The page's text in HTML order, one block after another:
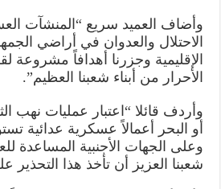
وأضاف العميد سريع “المنشآت
الاحتلال والعدوان في أراضي
الإقليمية وجزرنا أهدافاً مشروعة
الأحرار من أبناء شعبنا العظيم”.
وأردف قائلا “اعتبار عمليات نهب
أو البحر أعمالاً عسكرية عدائية
وعلى الجهات الأجنبية المساعدة
شعبنا العزيز أن تأخذ هذا